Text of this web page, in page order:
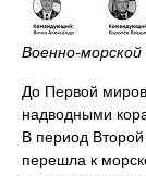
Военно-
До Первой
надводными
В период
перешла к